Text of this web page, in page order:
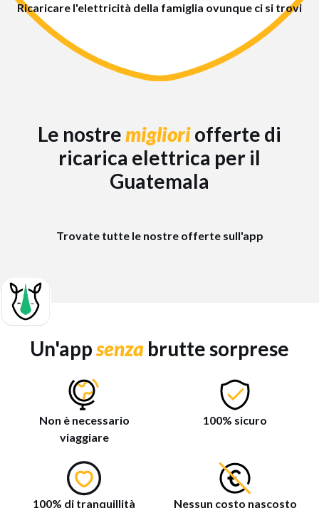
Ricaricare l'elettricità della famiglia ovunque ci si trovi
Le nostremiglioriofferte di
ricarica elettrica per il
Guatemala
Trovate tutte le nostre offerte sull'app
Un'appsenza brutte sorprese
Non è necessario
viaggiare
100% sicuro
100% di tranquillità Nessun costo nascosto